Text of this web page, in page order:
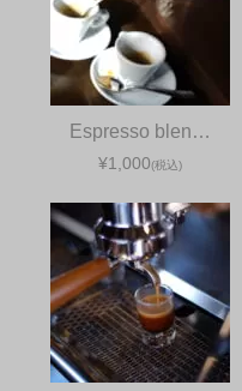
Espresso blen…
¥1,000(税込)